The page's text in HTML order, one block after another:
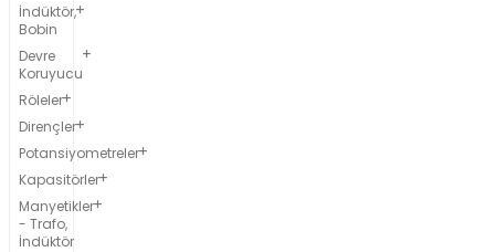
İndüktör,
Bobin
Devre
Koruyucu
Röleler
Dirençler
Potansiyometreler
Kapasitörler
Manyetikler
- Trafo,
İndüktör